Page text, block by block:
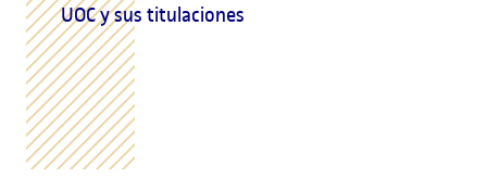
UOC y sus titulaciones